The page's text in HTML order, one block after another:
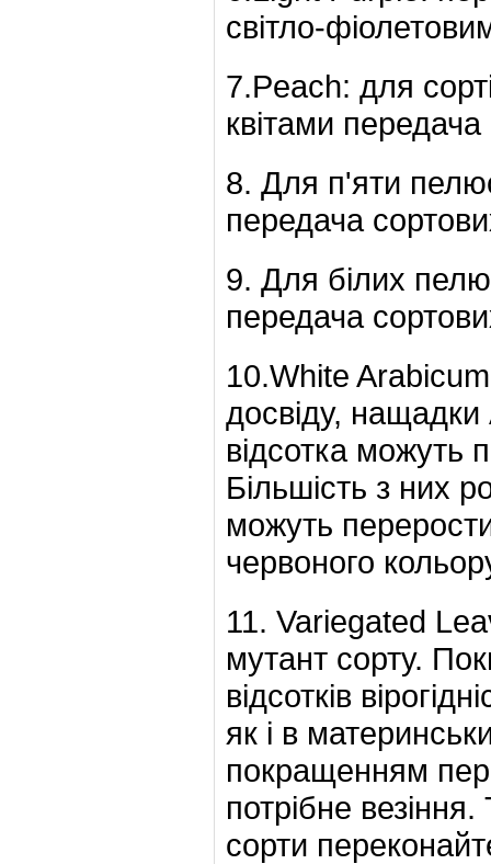
світло-
7.Peach: для
квітами
8. Для п'яти
передача
9. Для білих
передача
10.White
досвіду, нащадки
відсотка можуть
Більшість з них
можуть
червоного
11. Variegated
мутант сорту.
відсотків
як і в
покращенням
потрібне
сорти